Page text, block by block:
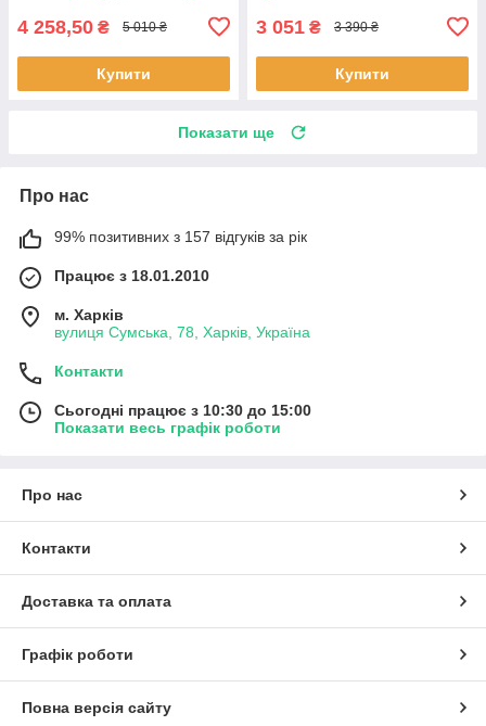
4 258,50 ₴ 5 010 ₴
Купити
3 051 ₴ 3 390 ₴
Купити
Показати ще
Про нас
99% позитивних з 157 відгуків за рік
Працює з 18.01.2010
м. Харків
вулиця Сумська, 78, Харків, Україна
Контакти
Сьогодні працює з 10:30 до 15:00
Показати весь графік роботи
Про нас
Контакти
Доставка та оплата
Графік роботи
Повна версія сайту